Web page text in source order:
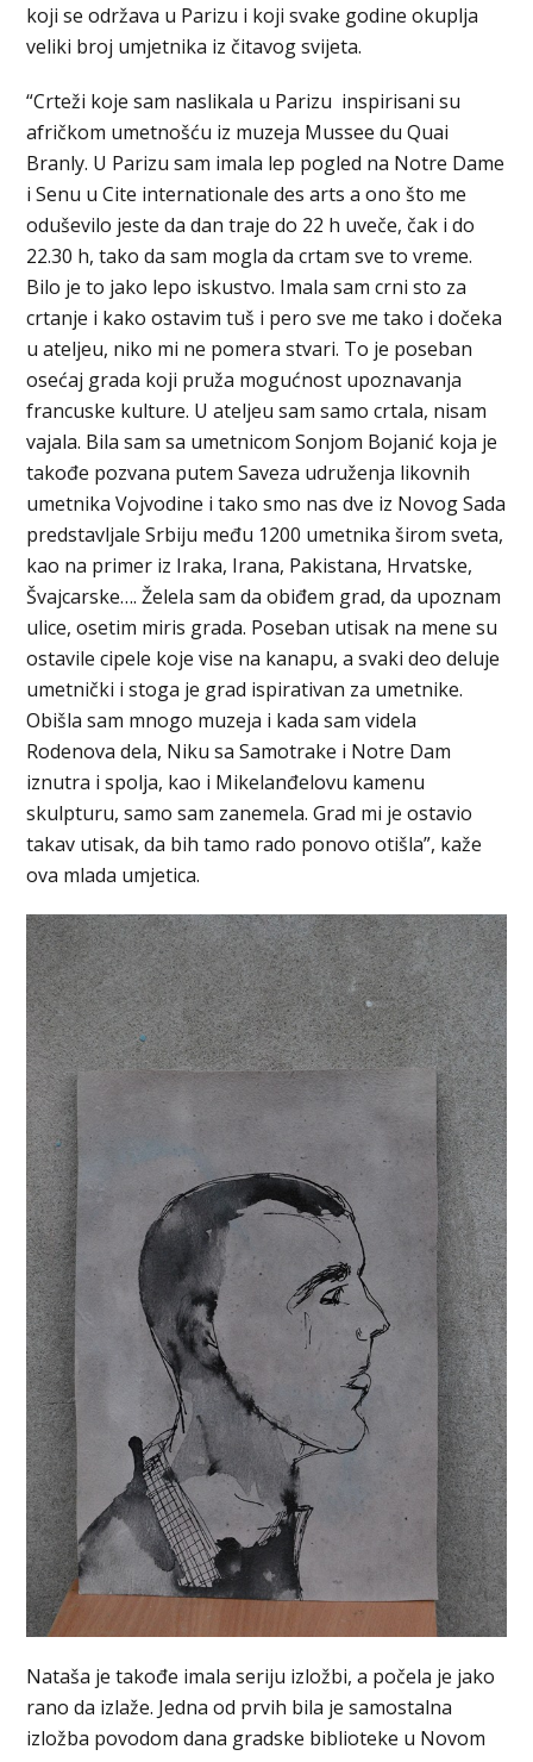
koji se održava u Parizu i koji svake godine okuplja
veliki broj umjetnika iz čitavog svijeta.
“Crteži koje sam naslikala u Parizu inspirisani su
afričkom umetnošću iz muzeja Mussee du Quai
Branly. U Parizu sam imala lep pogled na Notre Dame
i Senu u Cite internationale des arts a ono što me
oduševilo jeste da dan traje do 22 h uveče, čak i do
22.30 h, tako da sam mogla da crtam sve to vreme.
Bilo je to jako lepo iskustvo. Imala sam crni sto za
crtanje i kako ostavim tuš i pero sve me tako i dočeka
u ateljeu, niko mi ne pomera stvari. To je poseban
osećaj grada koji pruža mogućnost upoznavanja
francuske kulture. U ateljeu sam samo crtala, nisam
vajala. Bila sam sa umetnicom Sonjom Bojanić koja je
takođe pozvana putem Saveza udruženja likovnih
umetnika Vojvodine i tako smo nas dve iz Novog Sada
predstavljale Srbiju među 1200 umetnika širom sveta,
kao na primer iz Iraka, Irana, Pakistana, Hrvatske,
Švajcarske…. Želela sam da obiđem grad, da upoznam
ulice, osetim miris grada. Poseban utisak na mene su
ostavile cipele koje vise na kanapu, a svaki deo deluje
umetnički i stoga je grad ispirativan za umetnike.
Obišla sam mnogo muzeja i kada sam videla
Rodenova dela, Niku sa Samotrake i Notre Dam
iznutra i spolja, kao i Mikelanđelovu kamenu
skulpturu, samo sam zanemela. Grad mi je ostavio
takav utisak, da bih tamo rado ponovo otišla”, kaže
ova mlada umjetica.
Nataša je takođe imala seriju izložbi, a počela je jako
rano da izlaže. Jedna od prvih bila je samostalna
izložba povodom dana gradske biblioteke u Novom